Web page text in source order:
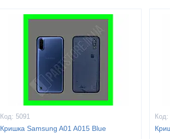
5091
Кришка Samsung A01 A015 Blue